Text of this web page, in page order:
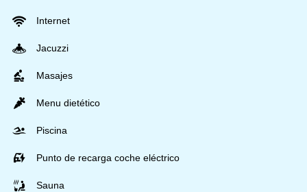
Internet
Jacuzzi
Masajes
Menu dietético
Piscina
Punto de recarga coche eléctrico
Sauna